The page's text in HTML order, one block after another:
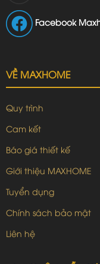
Facebook
VỀ MAXHOME
Quy trình
Cam kết
Báo giá thiết kế
Giới thiệu MAXHOME
Tuyển dụng
Chính sách bảo mật
Liên hệ